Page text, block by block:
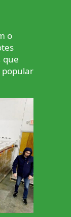
o
que
popular